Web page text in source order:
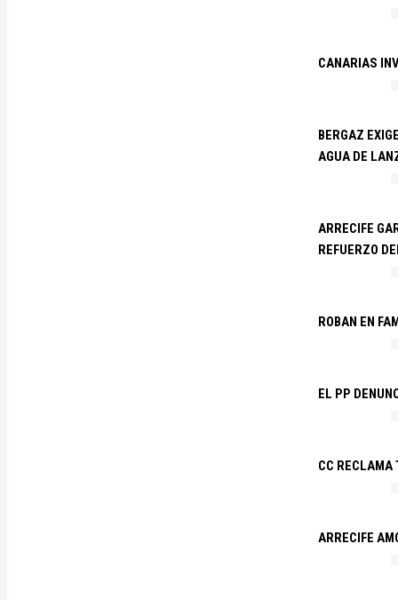
CANARIAS
BERGAZ
AGUA DE
ARRECIFE
REFUERZO
ROBAN EN
EL PP
CC RECLAMA
ARRECIFE